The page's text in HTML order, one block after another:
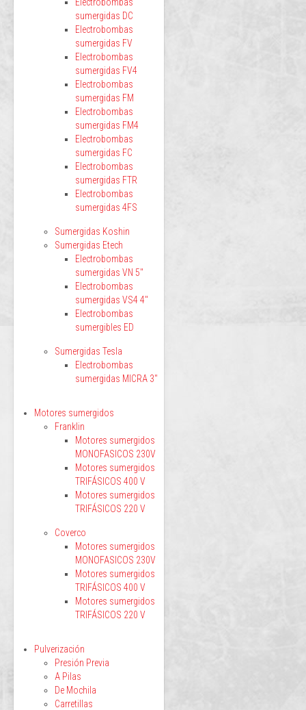
sumergidas DC
Electrobombas
sumergidas FV
Electrobombas
sumergidas FV4
Electrobombas
sumergidas FM
Electrobombas
sumergidas FM4
Electrobombas
sumergidas FC
Electrobombas
sumergidas FTR
Electrobombas
sumergidas 4FS
Sumergidas Koshin
Sumergidas Etech
Electrobombas
sumergidas VN 5"
Electrobombas
sumergidas VS4 4"
Electrobombas
sumergibles ED
Sumergidas Tesla
Electrobombas
sumergidas MICRA 3"
Motores sumergidos
Franklin
Motores sumergidos
MONOFASICOS 230V
Motores sumergidos
TRIFÁSICOS 400 V
Motores sumergidos
TRIFÁSICOS 220 V
Coverco
Motores sumergidos
MONOFASICOS 230V
Motores sumergidos
TRIFÁSICOS 400 V
Motores sumergidos
TRIFÁSICOS 220 V
Pulverización
Presión Previa
A Pilas
De Mochila
Carretillas